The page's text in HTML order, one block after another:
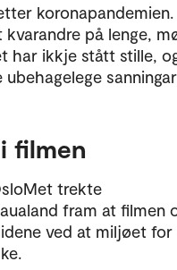
koronapandemien.
på lenge,
har ikkje stått stille,
filmen
trekte
fram at filmen
ved at miljøet for